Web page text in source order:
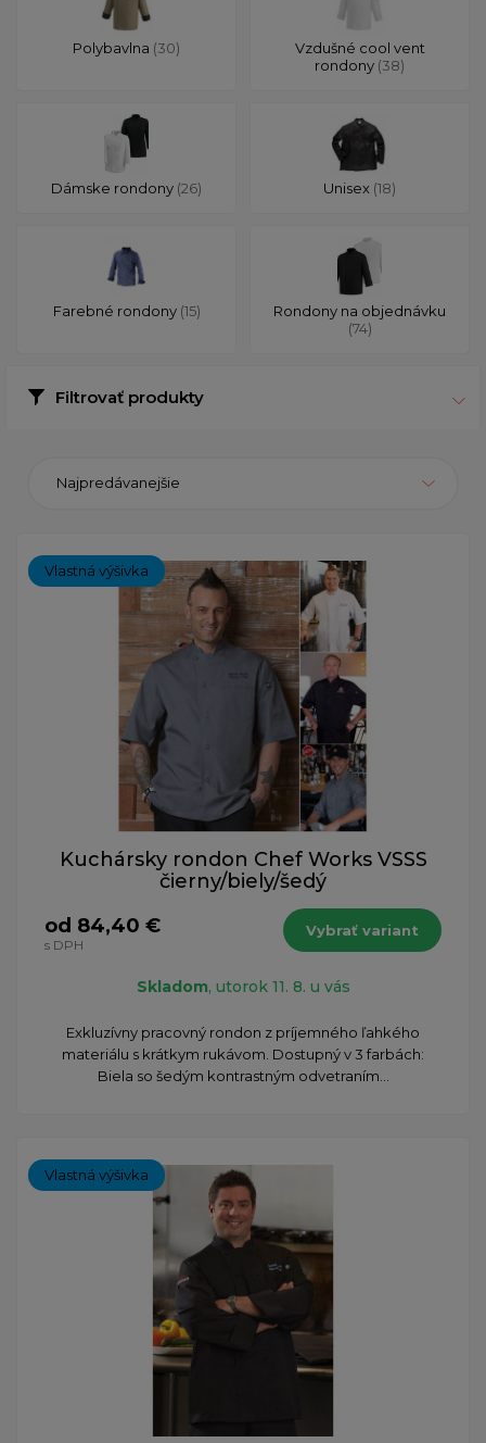
Polybavlna (30)
Vzdušné cool vent
rondony (38)
Dámske rondony (26) Unisex (18)
Farebné rondony (15)
Rondony na objednávku
(74)
Filtrovať produkty
Najpredávanejšie
Vlastná výšivka
Kuchársky rondon Chef Works VSSS
čierny/biely/šedý
od 84,40 €
s DPH
Vybrať variant
Skladom, utorok 11. 8. u vás
Exkluzívny pracovný rondon z príjemného ľahkého
materiálu s krátkym rukávom. Dostupný v 3 farbách:
Biela so šedým kontrastným odvetraním...
Vlastná výšivka